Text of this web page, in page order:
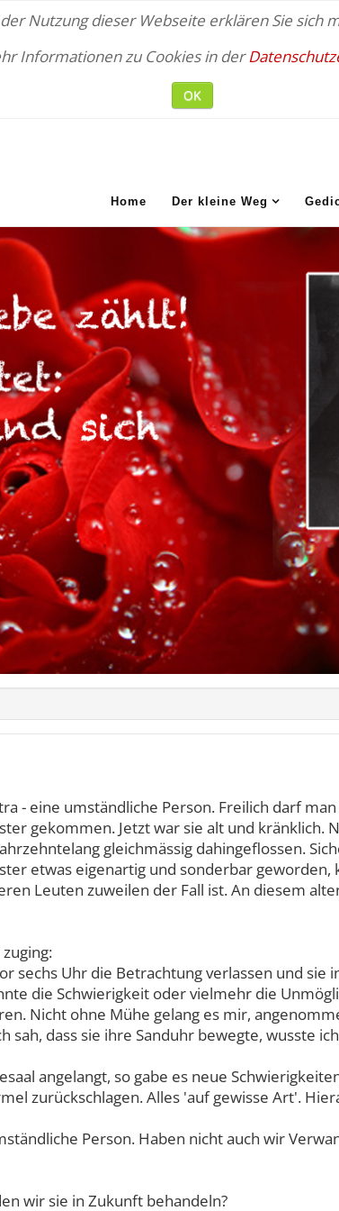
Nutzung dieser Webseite erklären Sie sich
Informationen zu Cookies in der
OK
Home Der kleine Weg
- eine umständliche Person. Freilich darf
gekommen. Jetzt war sie alt und kränklich.
gleichmässig dahingeflossen.
etwas eigenartig und sonderbar
Leuten zuweilen der Fall ist. An diesem
sechs Uhr die Betrachtung verlassen und
die Schwierigkeit oder vielmehr die
Nicht ohne Mühe gelang es mir,
sah, dass sie ihre Sanduhr bewegte, wusste
angelangt, so gabe es neue
zurückschlagen. Alles 'auf gewisse Art'.
Person. Haben nicht auch wir
wir sie in Zukunft behandeln?